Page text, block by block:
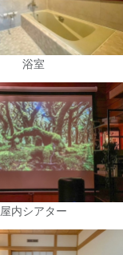
浴室
屋内シアター